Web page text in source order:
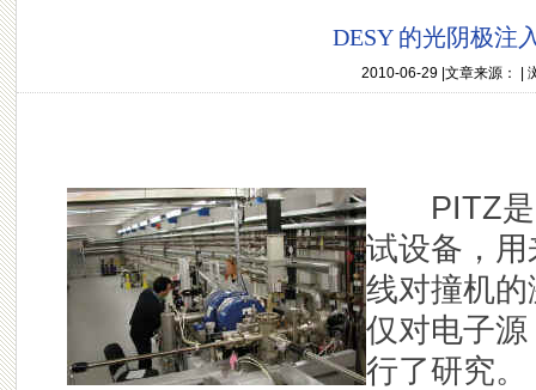
DESY 的光阴极注
2010-06-29 |文章来源： |
PITZ是
试设备，
线对撞机
仅对电子
行了研究